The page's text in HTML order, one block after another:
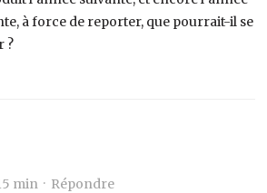
à force de reporter, que pourrait-il se
?
min · Répondre